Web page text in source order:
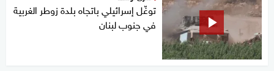
توغّل إسرائيلي باتجاه بلدة زوطر الغربية
في جنوب لبنان